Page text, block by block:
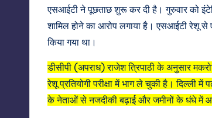
एसआईटी ने पूछताछ शुरू कर दी है। गुरुवार को
शामिल होने का आरोप लगाया है। एसआईटी रेशू
किया गया था।
डीसीपी (अपराध) राजेश त्रिपाठी के अनुसार
रेशू प्रतियोगी परीक्षा में भाग ले चुकी है।
के नेताओं से नजदीकी बढ़ाई और जमीनों के धंधे में